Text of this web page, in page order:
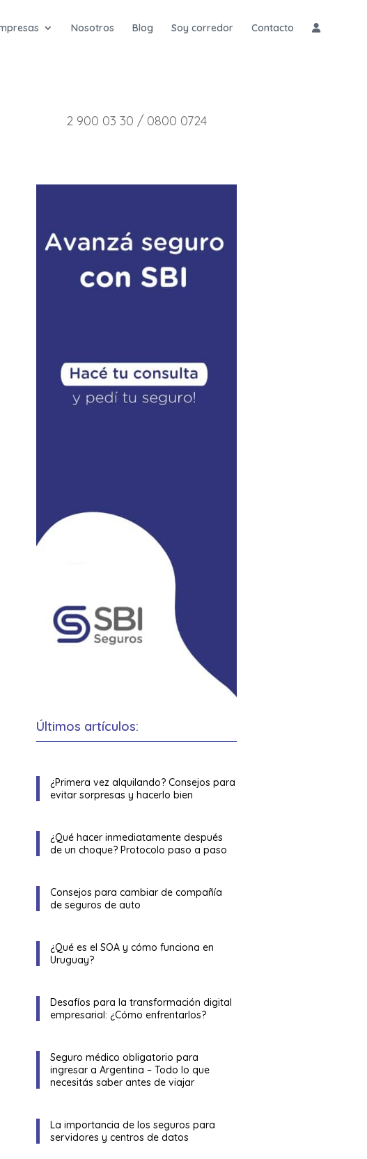
Nosotros Blog Soy corredor Contacto
2 900 03 30 / 0800 0724
Últimos artículos:
¿Primera vez alquilando? Consejos para
evitar sorpresas y hacerlo bien
¿Qué hacer inmediatamente después
de un choque? Protocolo paso a paso
Consejos para cambiar de compañía
de seguros de auto
¿Qué es el SOA y cómo funciona en
Uruguay?
Desafíos para la transformación digital
empresarial: ¿Cómo enfrentarlos?
Seguro médico obligatorio para
ingresar a Argentina – Todo lo que
necesitás saber antes de viajar
La importancia de los seguros para
servidores y centros de datos